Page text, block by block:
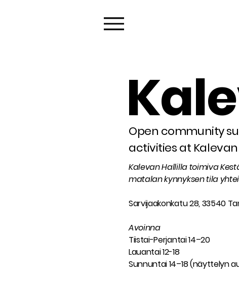
Open community
activities at
Kalevan Hallilla toimiva
matalan kynnyksen tila
Sarvijaakonkatu 28, 33540
Avoinna
Tiistai-Perjantai 14–20
Lauantai 12-18
Sunnuntai 14–18 (näyttelyn